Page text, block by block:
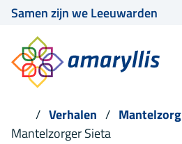
Samen zijn we Leeuwarden
Verhalen
Mantelzorg
Mantelzorger Sieta